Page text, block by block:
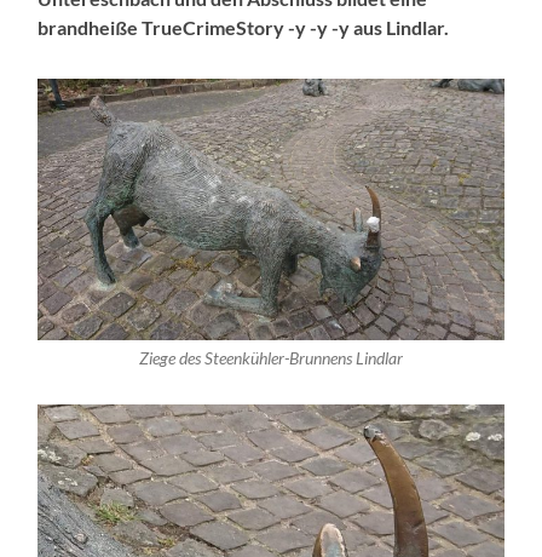
brandheiße TrueCrimeStory -y -y -y aus Lindlar.
Ziege des Steenkühler-Brunnens Lindlar